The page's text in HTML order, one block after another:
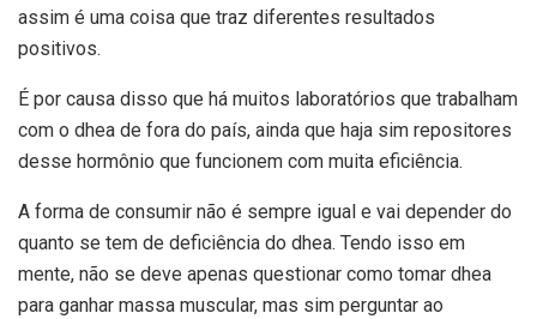
assim é uma coisa que traz diferentes resultados
positivos.
É por causa disso que há muitos laboratórios que trabalham
com o dhea de fora do país, ainda que haja sim repositores
desse hormônio que funcionem com muita eficiência.
A forma de consumir não é sempre igual e vai depender do
quanto se tem de deficiência do dhea. Tendo isso em
mente, não se deve apenas questionar como tomar dhea
para ganhar massa muscular, mas sim perguntar ao